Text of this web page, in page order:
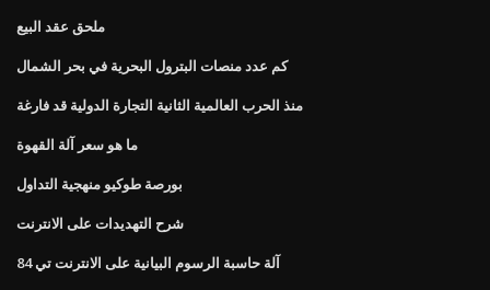
ملحق عقد البيع
كم عدد منصات البترول البحرية في بحر الشمال
منذ الحرب العالمية الثانية التجارة الدولية قد فارغة
ما هو سعر آلة القهوة
بورصة طوكيو منهجية التداول
شرح التهديدات على الانترنت
آلة حاسبة الرسوم البيانية على الانترنت تي 84